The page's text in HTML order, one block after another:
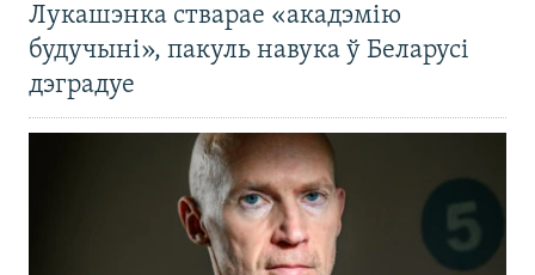
Лукашэнка стварае «акадэмію
будучыні», пакуль навука ў Беларусі
дэградуе